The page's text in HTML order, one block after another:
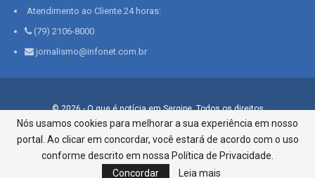
Atendimento ao Cliente 24 horas:
(79) 2106-8000
jornalismo@infonet.com.br
© 2026 - O que é notícia em Sergipe. Todos os direitos
reservados.
Infonet - Rua Monsenhor Silveira 276, Bairro São José |
Aracaju-SE, CEP 49015-030, Fone: 79.2106.8000 - CI Centro de
Informações LTDA
Nós usamos cookies para melhorar a sua experiência em nosso
portal. Ao clicar em concordar, você estará de acordo com o uso
conforme descrito em nossa Política de Privacidade.
Concordar
Leia mais